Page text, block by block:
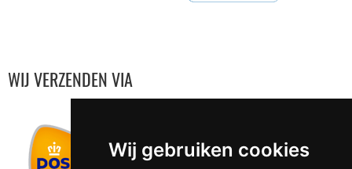
Wij gebruiken cookies
WIJ VERZENDEN VIA